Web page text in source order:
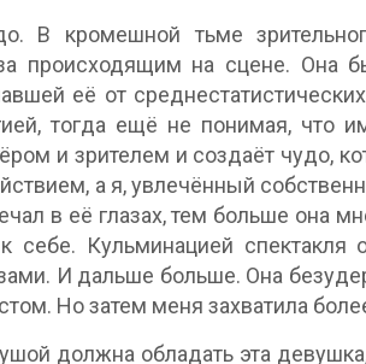
В кромешной тьме
происходящим на сцене. Она
её от
тогда ещё не понимая, что
и зрителем и создаёт чудо,
а я, увлечённый
в её глазах, тем больше она
себе. Кульминацией спектакля
И дальше больше. Она
Но затем меня захватила
должна обладать эта